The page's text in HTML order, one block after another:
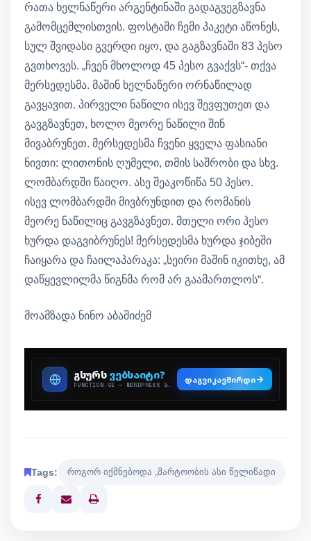
რათა ხელნაწერი არგენტინაში გადაგვეგზავნა
გამომცემლისთვის. ფოსტაში ჩემი პაკეტი აწონეს,
სულ შვიდასი გვერდი იყო, და გაგზავნაში 83 პესო
გვთხოვეს. „ჩვენ მხოლოდ 45 პესო გვაქვს“- თქვა
მერსედესმა. მაშინ ხელნაწერი ორნაწილად
გავყავით. პირველი ნაწილი ისევ შევფუთეთ და
გავგზავნეთ, ხოლო მეორე ნაწილი შინ
მივაბრუნეთ. მერსედესმა ჩვენი ყველა ფასიანი
ნივთი: ლითონის ღუმელი, თმის საშრობი და სხვ.
ლომბარდში წაიღო. ასე შეაკოწიწა 50 პესო.
ისევ ლომბარდში მივბრუნდით და რომანის
მეორე ნაწილიც გავგზავნეთ. მთელი ორი პესო
ხურდა დაგვიბრუნეს! მერსედესმა ხურდა ჯიბეში
ჩაიყარა და ჩაილაპარაკა: „სეირი მაშინ იკითხე, ამ
დაწყევლილმა წიგნმა რომ არ გაამართლოს“.
მოამზადა ნინო აბაშიძემ
Tags: როგორ იქმნებოდა „მარტოობის ასი წელიწადი
Print